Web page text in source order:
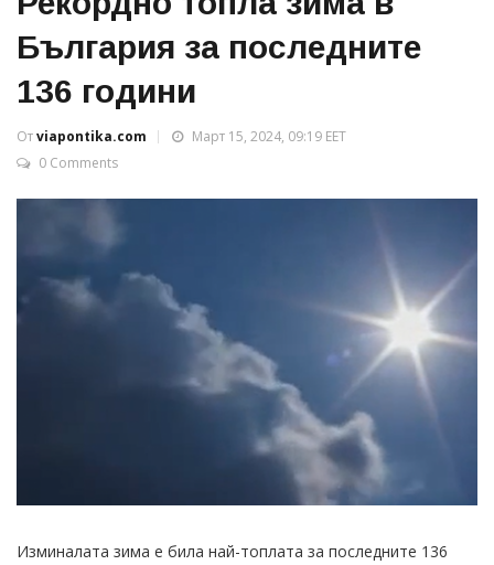
България за последните
136 години
Отviapontika.com
Март 15, 2024, 09:19 EET
0 Comments
Изминалата зима е била най-топлата за последните 136